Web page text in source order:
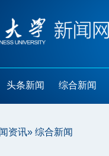
头条新闻 综合新闻
资讯» 综合新闻